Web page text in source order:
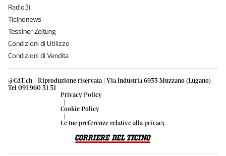
@CdT.ch - Riproduzione riservata | Via Industria 6933 Muzzano (Lugano) -
Tel 091 960 31 31
Privacy Policy
|
Cookie Policy
|
Le tue preferenze relative alla privacy
Radio3i
Ticinonews
Tessiner Zeitung
Condizioni di Utilizzo
Condizioni di Vendita